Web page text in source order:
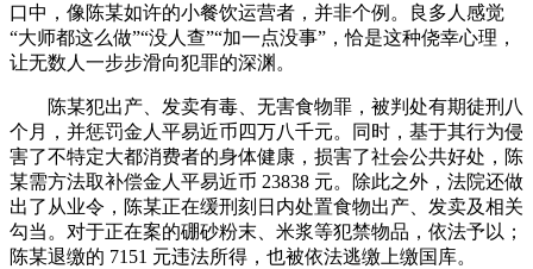
口中，像陈某如许的小餐饮运营者，并非个例。良多人感觉
“大师都这么做”“没人查”“加一点没事”，恰是这种侥幸心理，
让无数人一步步滑向犯罪的深渊。
陈某犯出产、发卖有毒、无害食物罪，被判处有期徒刑八
个月，并惩罚金人平易近币四万八千元。同时，基于其行为侵
害了不特定大都消费者的身体健康，损害了社会公共好处，陈
某需方法取补偿金人平易近币 23838 元。除此之外，法院还做
出了从业令，陈某正在缓刑刻日内处置食物出产、发卖及相关
勾当。对于正在案的硼砂粉末、米浆等犯禁物品，依法予以；
陈某退缴的 7151 元违法所得，也被依法逃缴上缴国库。